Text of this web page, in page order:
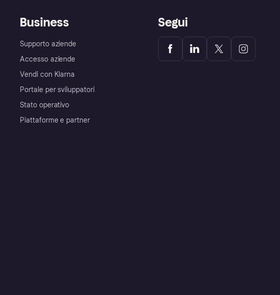
Business
Supporto aziende
Accesso aziende
Vendi con Klarna
Portale per sviluppatori
Stato operativo
Piattaforme e partner
Segui